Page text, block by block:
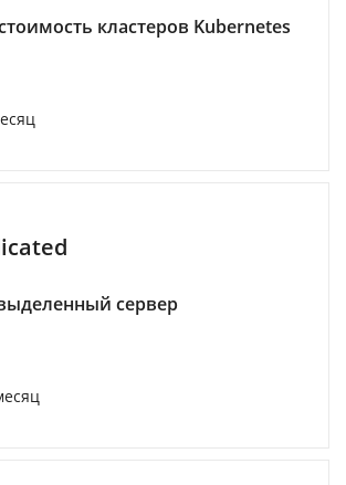
кластеров Kubernetes
сервер